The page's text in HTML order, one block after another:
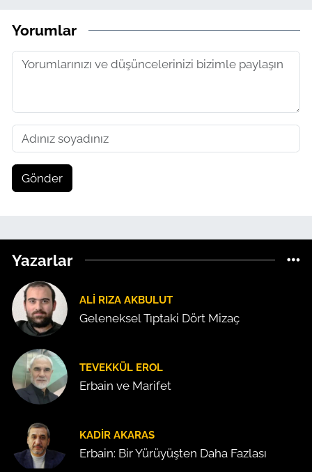
Yorumlar
Gönder
Yazarlar
ALI RIZA AKBULUT
Geleneksel Tıptaki Dört Mizaç
TEVEKKÜL EROL
Erbain ve Marifet
KADIR AKARAS
Erbain: Bir Yürüyüşten Daha Fazlası